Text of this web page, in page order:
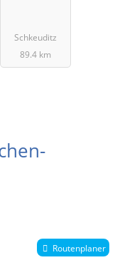
Schkeuditz
89.4 km
Routenplaner